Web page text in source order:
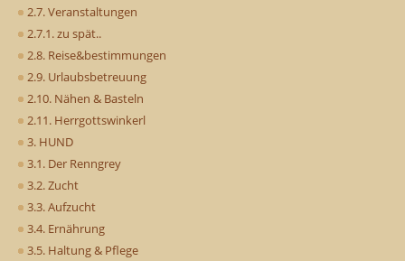
2.7. Veranstaltungen
2.7.1. zu spät..
2.8. Reise&bestimmungen
2.9. Urlaubsbetreuung
2.10. Nähen & Basteln
2.11. Herrgottswinkerl
3. HUND
3.1. Der Renngrey
3.2. Zucht
3.3. Aufzucht
3.4. Ernährung
3.5. Haltung & Pflege